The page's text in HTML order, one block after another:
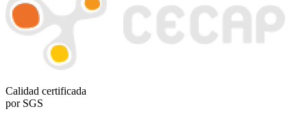
Calidad certificada
por SGS